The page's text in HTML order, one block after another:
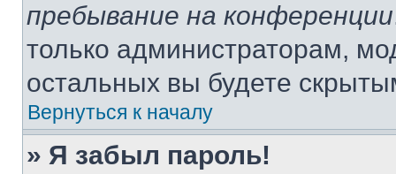
пребывание на конференции
только администраторам,
остальных вы будете
Вернуться к началу
» Я забыл пароль!